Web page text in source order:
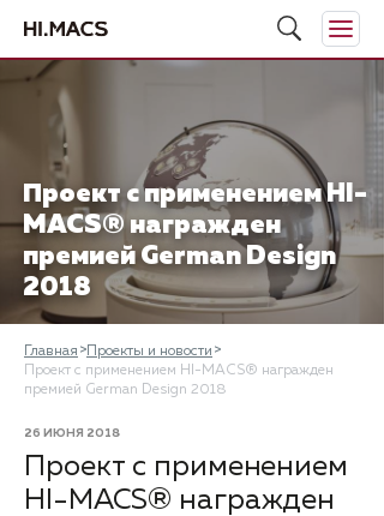
Проект с применением HI-
MACS® награжден
премией German Design
2018
Главная
Проекты и новости
Проект с применением HI-MACS® награжден
премией German Design 2018
26 ИЮНЯ 2018
Проект с применением
HI-MACS® награжден